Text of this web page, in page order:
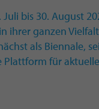
bis 30. August
ihrer ganzen
als Biennale,
Plattform für